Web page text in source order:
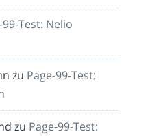
99-Test: Nelio
zu Page-99-Test:
zu Page-99-Test: